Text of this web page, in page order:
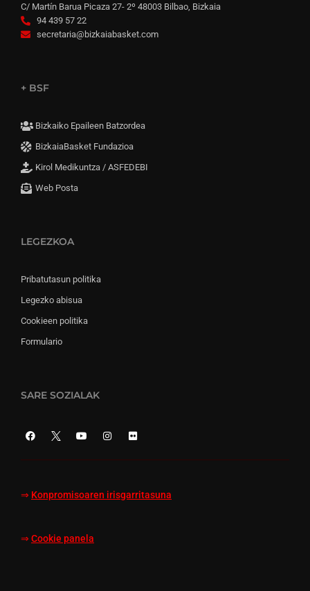
C/ Martín Barua Picaza 27- 2º 48003 Bilbao, Bizkaia
94 439 57 22
secretaria@bizkaiabasket.com
+ BSF
Bizkaiko Epaileen Batzordea
BizkaiaBasket Fundazioa
Kirol Medikuntza / ASFEDEBI
Web Posta
LEGEZKOA
Pribatutasun politika
Legezko abisua
Cookieen politika
Formulario
SARE SOZIALAK
⇒ Konpromisoaren irisgarritasuna
⇒ Cookie panela